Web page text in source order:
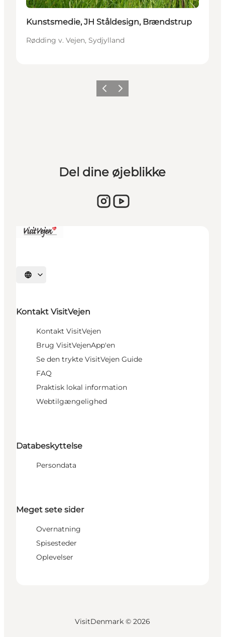
Kunstsmedie, JH Ståldesign, Brændstrup
Rødding v. Vejen, Sydjylland
Forrige billede
Næste billede
Del dine øjeblikke
Vælg sprog
Kontakt VisitVejen
Kontakt VisitVejen
Brug VisitVejenApp'en
Se den trykte VisitVejen Guide
FAQ
Praktisk lokal information
Webtilgængelighed
Databeskyttelse
Persondata
Meget sete sider
Overnatning
Spisesteder
Oplevelser
VisitDenmark © 2026